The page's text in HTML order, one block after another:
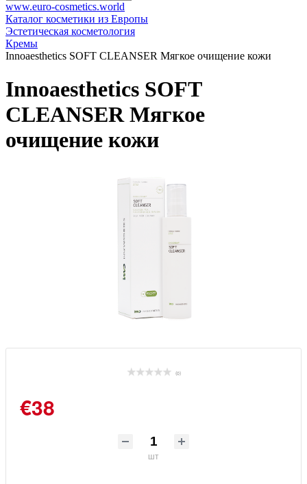
www.euro-cosmetics.world
Каталог косметики из Европы
Эстетическая косметология
Кремы
Innoaesthetics SOFT CLEANSER Мягкое очищение кожи
Innoaesthetics SOFT
CLEANSER Мягкое
очищение кожи
(0)
€38
шт